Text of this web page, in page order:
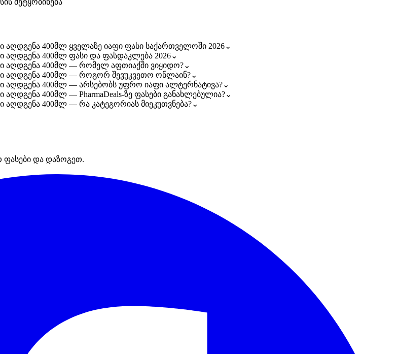
აღდგენა 400მლ ყველაზე იაფი ფასი საქართველოში 2026⌄
აღდგენა 400მლ ფასი და ფასდაკლება 2026⌄
აღდგენა 400მლ — რომელ აფთიაქში ვიყიდო?⌄
აღდგენა 400მლ — როგორ შევუკვეთო ონლაინ?⌄
აღდგენა 400მლ — არსებობს უფრო იაფი ალტერნატივა?⌄
400მლ — PharmaDeals-ზე ფასები განახლებულია?⌄
აღდგენა 400მლ — რა კატეგორიას მიეკუთვნება?⌄
ფასები და დაზოგეთ.